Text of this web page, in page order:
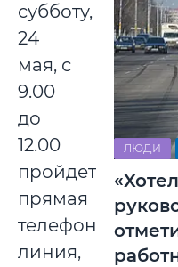
субботу,
24
мая, с
9.00
до
12.00
пройдет
прямая
телефонная
линия,
ЛЮДИ